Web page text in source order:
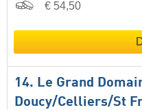
€ 54,50
14. Le Grand
Doucy/​Celliers/​St